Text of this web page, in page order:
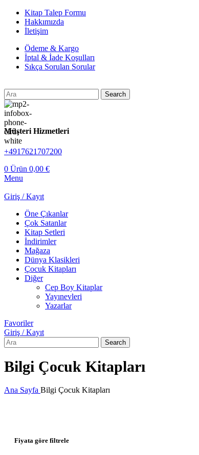
Kitap Talep Formu
Hakkımızda
İletişim
Ödeme & Kargo
İptal & İade Koşulları
Sıkça Sorulan Sorular
Search
Müşteri Hizmetleri
+4917621707200
0 Ürün 0,00 €
Menu
Giriş / Kayıt
Öne Çıkanlar
Çok Satanlar
Kitap Setleri
İndirimler
Mağaza
Dünya Klasikleri
Çocuk Kitapları
Diğer
Cep Boy Kitaplar
Yayınevleri
Yazarlar
Favoriler
Giriş / Kayıt
Search
Bilgi Çocuk Kitapları
Ana Sayfa Bilgi Çocuk Kitapları
Fiyata göre filtrele